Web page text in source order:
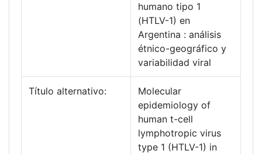
humano tipo 1
(HTLV-1) en
Argentina : análisis
étnico-geográfico y
variabilidad viral
Título alternativo:
Molecular
epidemiology of
human t-cell
lymphotropic virus
type 1 (HTLV-1) in